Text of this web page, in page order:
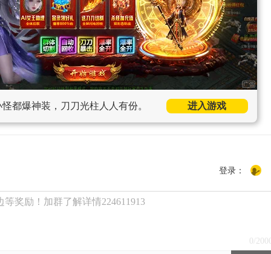
都爆神装，刀刀光柱人人有份。 进入游戏
登录：
奖励！加群了解详情224611913
0 /